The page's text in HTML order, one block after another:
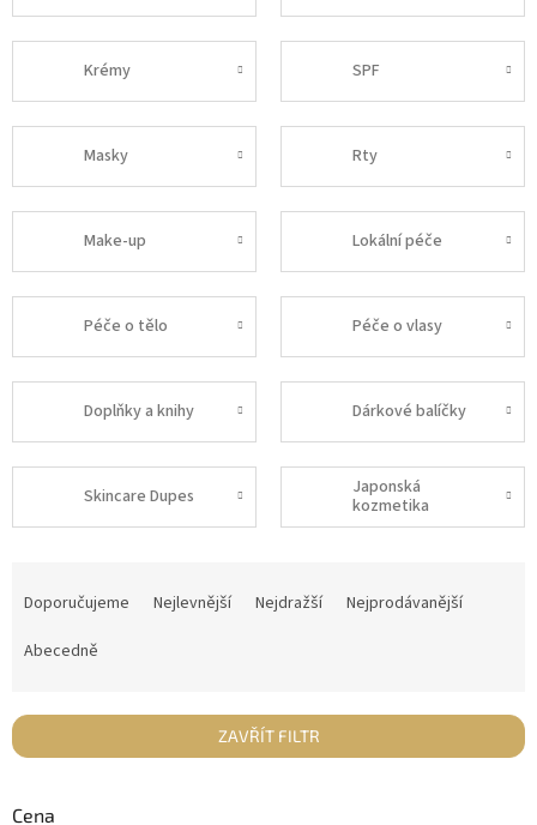
Krémy SPF
Masky Rty
Make-up Lokální péče
Péče o tělo Péče o vlasy
Doplňky a knihy Dárkové balíčky
Skincare Dupes
Japonská
kozmetika
p
r
d
Doporučujeme Nejlevnější Nejdražší
Nejprodávanější
Abecedně
ZAVŘÍT FILTR
Cena